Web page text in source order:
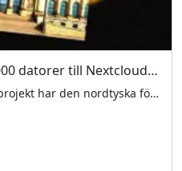
Tyska län flyttar över 35 000 datorer till Nextcloud och LibreOffice
Efter ett framgångsrikt pilotprojekt har den nordtyska förbundsstaten Schleswig-Holstein beslutat att gå från Microsoft Windows och Microsoft Office till Linux […]